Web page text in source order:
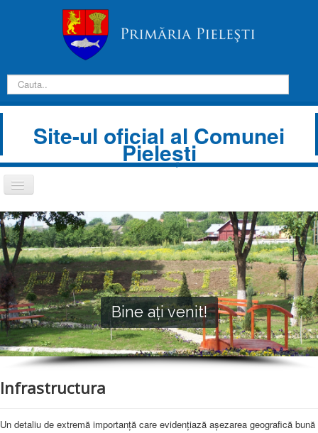
...
Site-ul oficial al Comunei
Pieleşti
Comută
navigarea
Despre Noi
Informații de interes public
Hotărâri de consiliu
Publicații căsătorii
Prezentare Comună
Publicații Legea 17
Anunțuri
Alegeri locale 2020
Bine ați venit!
Infrastructura
Un detaliu de extremă importanţă care evidenţiază aşezarea geografică bună